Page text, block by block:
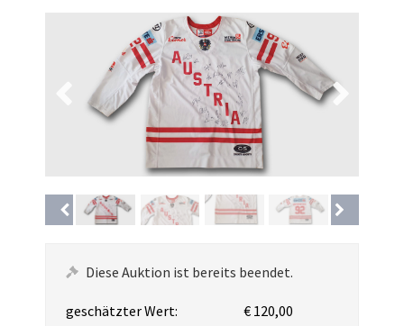
Diese Auktion ist bereits beendet.
geschätzter Wert:
€ 120,00